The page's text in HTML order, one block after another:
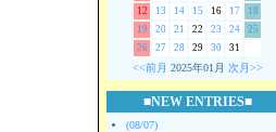
12
13 14 15 16 17
18
19
20 21 22 23 24
25
26
27 28 29 30 31
<<前月 2025年01月 次月>>
■NEW ENTRIES■
(08/07)